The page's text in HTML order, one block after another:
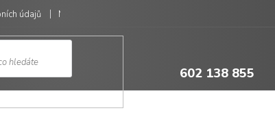
údajů Moje objednávka
602 138 855